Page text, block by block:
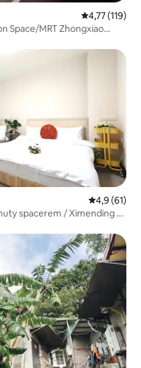
Średnia
4,77 (119)
Space/MRT Zhongxiao
Średnia
4,9 (61)
spacerem / Ximending –